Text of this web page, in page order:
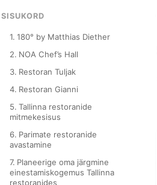
SISUKORD
180° by Matthias Diether
NOA Chef’s Hall
Restoran Tuljak
Restoran Gianni
Tallinna restoranide
mitmekesisus
Parimate restoranide
avastamine
Planeerige oma järgmine
einestamiskogemus Tallinna
restoranides